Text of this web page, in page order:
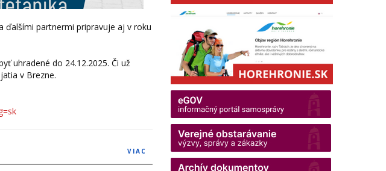
ďalšími partnermi pripravuje aj v roku
uhradené do 24.12.2025. Či už
v Brezne.
VIAC